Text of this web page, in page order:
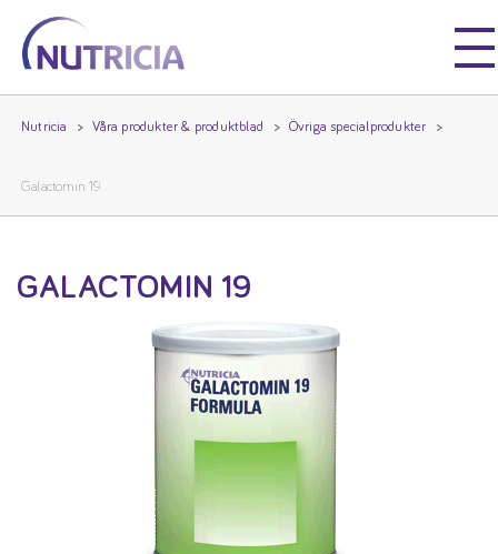
Nutricia
Nutricia
Nutricia Våra produkter & produktblad Övriga specialprodukter
Galactomin 19
GALACTOMIN 19